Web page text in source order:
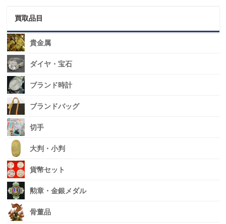
買取品目
貴金属
ダイヤ・宝石
ブランド時計
ブランドバッグ
切手
大判・小判
貨幣セット
勲章・金銀メダル
骨董品